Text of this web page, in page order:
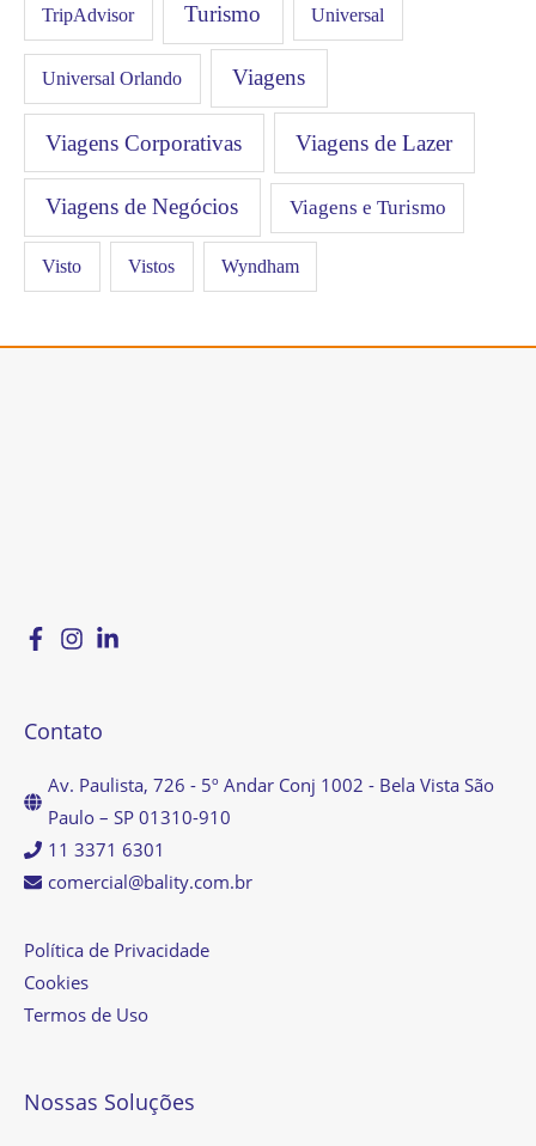
TripAdvisor Turismo Universal
Universal Orlando Viagens
Viagens Corporativas Viagens de Lazer
Viagens de Negócios Viagens e Turismo
Visto Vistos Wyndham
Contato
Av. Paulista, 726 - 5º Andar Conj 1002 - Bela Vista São
Paulo – SP 01310-910
11 3371 6301
comercial@bality.com.br
Política de Privacidade
Cookies
Termos de Uso
Nossas Soluções